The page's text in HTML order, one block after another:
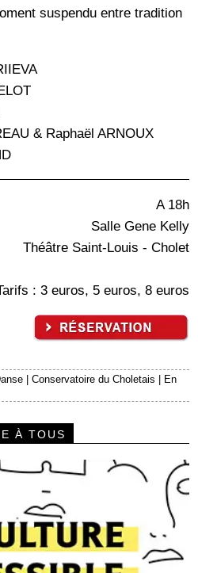
suspendu entre tradition
& Raphaël ARNOUX
A 18h
Salle Gene Kelly
Théâtre Saint-Louis - Cholet
: 3 euros, 5 euros, 8 euros
|Conservatoire du Choletais | En
À TOUS